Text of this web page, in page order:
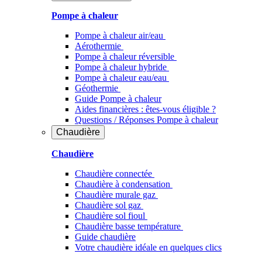
Pompe à chaleur
Pompe à chaleur air/eau
Aérothermie
Pompe à chaleur réversible
Pompe à chaleur hybride
Pompe à chaleur​ eau/eau
Géothermie
Guide Pompe à chaleur
Aides financières : êtes-vous éligible ?
Questions / Réponses Pompe à chaleur
Chaudière
Chaudière
Chaudière connectée
Chaudière à condensation
Chaudière murale gaz
Chaudière sol gaz
Chaudière sol fioul
Chaudière basse température
Guide chaudière
Votre chaudière idéale en quelques clics